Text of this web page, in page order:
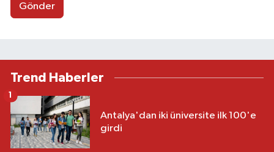
Gönder
Trend Haberler
Antalya'dan iki üniversite ilk 100'e
girdi
1